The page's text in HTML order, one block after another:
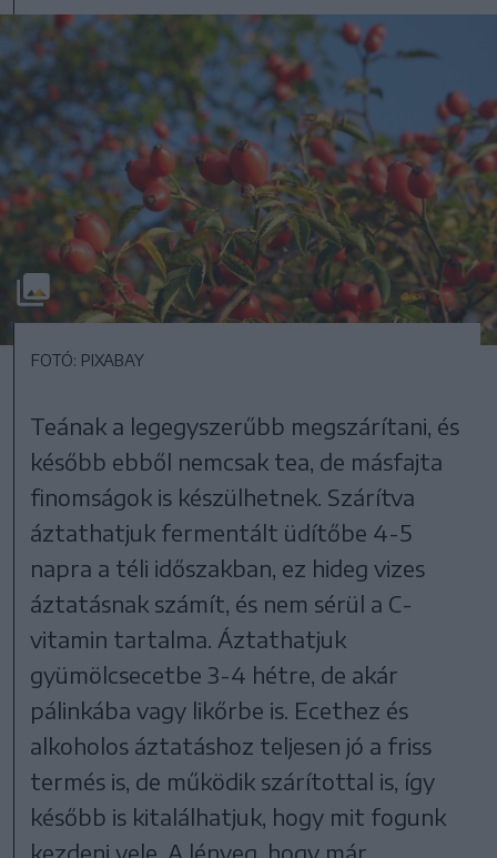
FOTÓ: PIXABAY
Teának a legegyszerűbb megszárítani, és
később ebből nemcsak tea, de másfajta
finomságok is készülhetnek. Szárítva
áztathatjuk fermentált üdítőbe 4-5
napra a téli időszakban, ez hideg vizes
áztatásnak számít, és nem sérül a C-
vitamin tartalma. Áztathatjuk
gyümölcsecetbe 3-4 hétre, de akár
pálinkába vagy likőrbe is. Ecethez és
alkoholos áztatáshoz teljesen jó a friss
termés is, de működik szárítottal is, így
később is kitalálhatjuk, hogy mit fogunk
kezdeni vele. A lényeg, hogy már